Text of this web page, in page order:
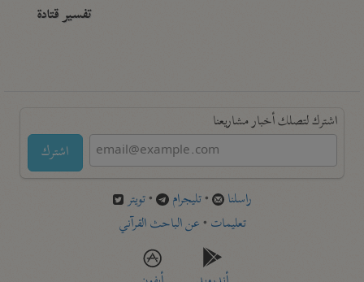
تفسير قتادة
اشترك لتصلك أخبار مشاريعنا
اشترك
راسلنا •تليجرام •تويتر
تعليمات •عن الباحث القرآني